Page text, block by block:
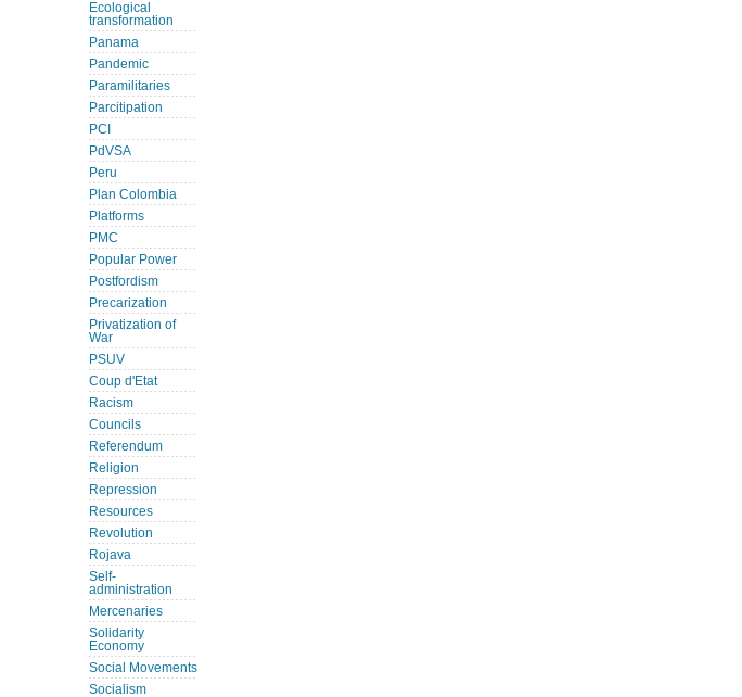
Ecological
transformation
Panama
Pandemic
Paramilitaries
Parcitipation
PCI
PdVSA
Peru
Plan Colombia
Platforms
PMC
Popular Power
Postfordism
Precarization
Privatization of
War
PSUV
Coup d'Etat
Racism
Councils
Referendum
Religion
Repression
Resources
Revolution
Rojava
Self-
administration
Mercenaries
Solidarity
Economy
Social Movements
Socialism